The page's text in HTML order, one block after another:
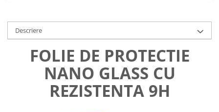
Descriere
FOLIE DE PROTECTIE
NANO GLASS CU
REZISTENTA 9H